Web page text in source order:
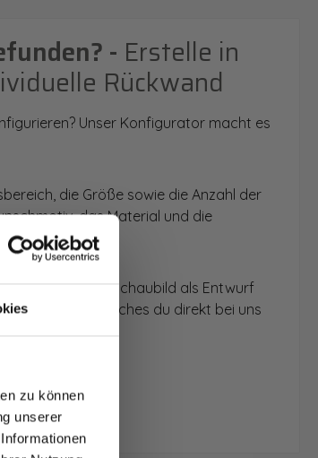
zu können
unserer
- Erstelle in
Rückwand
Unser Konfigurator macht es
die Größe sowie die Anzahl der
das Material und die
Rückwände im Schaubild als Entwurf
Angebot, welches du direkt bei uns